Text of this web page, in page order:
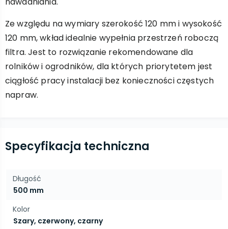
Ze względu na wymiary szerokość 120 mm i wysokość
120 mm, wkład idealnie wypełnia przestrzeń roboczą
filtra. Jest to rozwiązanie rekomendowane dla
rolników i ogrodników, dla których priorytetem jest
ciągłość pracy instalacji bez konieczności częstych
napraw.
Specyfikacja techniczna
Długość
500 mm
Kolor
Szary, czerwony, czarny